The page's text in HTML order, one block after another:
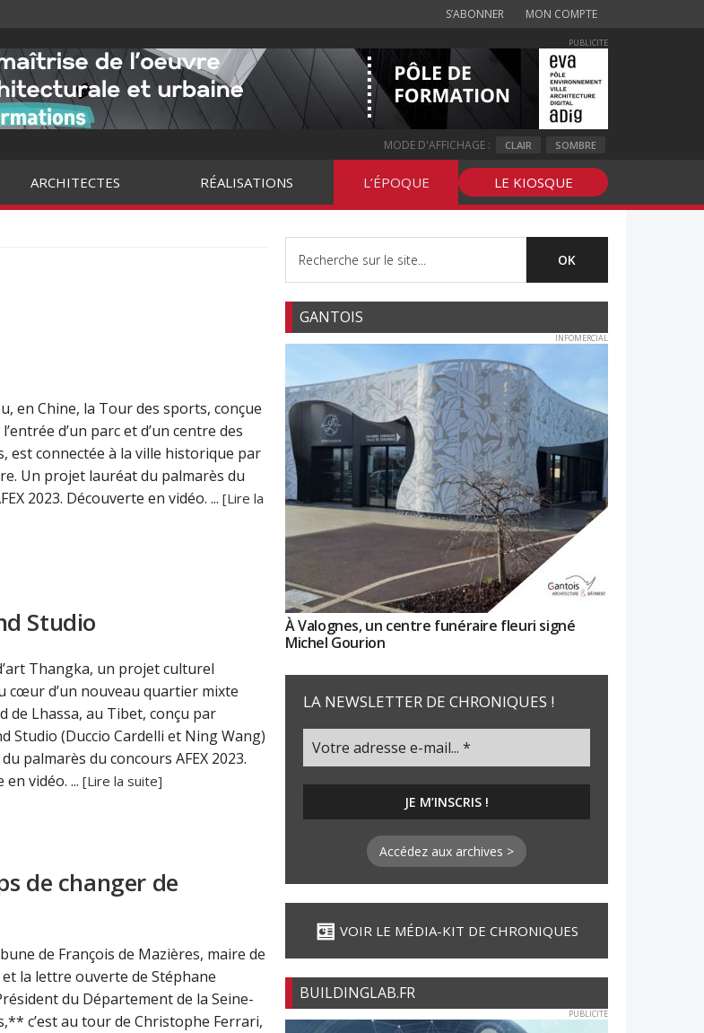
S’ABONNER MON COMPTE
PUBLICITE
MODE D'AFFICHAGE : CLAIR SOMBRE
ARCHITECTES RÉALISATIONS L’ÉPOQUE LE KIOSQUE
en Chine, la Tour des sports, conçue
l’entrée d’un parc et d’un centre des
est connectée à la ville historique par
Un projet lauréat du palmarès du
2023. Découverte en vidéo. ... [Lire la
Studio
Thangka, un projet culturel
cœur d’un nouveau quartier mixte
de Lhassa, au Tibet, conçu par
Studio (Duccio Cardelli et Ning Wang)
palmarès du concours AFEX 2023.
vidéo. ... [Lire la suite]
de changer de
de François de Mazières, maire de
la lettre ouverte de Stéphane
du Département de la Seine-
c’est au tour de Christophe Ferrari,
GANTOIS
INFOMERCIAL
À Valognes, un centre funéraire fleuri signé
Michel Gourion
LA NEWSLETTER DE CHRONIQUES !
Accédez aux archives >
VOIR LE MÉDIA-KIT DE CHRONIQUES
BUILDINGLAB.FR
PUBLICITE